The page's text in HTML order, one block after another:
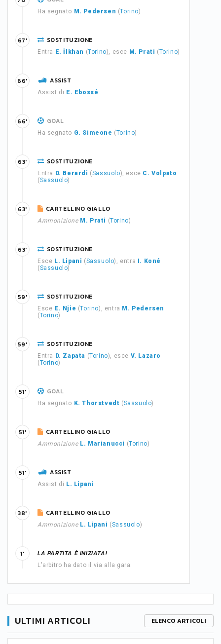
Ha segnato M. Pedersen (Torino)
SOSTITUZIONE
Entra E. İlkhan (Torino), esce M. Prati (Torino)
67'
ASSIST
Assist di E. Ebossé
66'
GOAL
Ha segnato G. Simeone (Torino)
66'
SOSTITUZIONE
Entra D. Berardi (Sassuolo), esce C. Volpato
(Sassuolo)
63'
CARTELLINO GIALLO
Ammonizione M. Prati (Torino)
63'
SOSTITUZIONE
Esce L. Lipani (Sassuolo), entra
I. Koné
(Sassuolo)
63'
SOSTITUZIONE
Esce E. Njie (Torino), entra M. Pedersen
(Torino)
59'
SOSTITUZIONE
Entra D. Zapata (Torino), esce V. Lazaro
(Torino)
59'
GOAL
Ha segnato K. Thorstvedt (Sassuolo)
51'
CARTELLINO GIALLO
Ammonizione L. Marianucci (Torino)
51'
ASSIST
Assist di L. Lipani
51'
CARTELLINO GIALLO
Ammonizione L. Lipani (Sassuolo)
38'
LA PARTITA È INIZIATA!
L'arbitro ha dato il via alla gara.
1'
ULTIMI ARTICOLI ELENCO ARTICOLI